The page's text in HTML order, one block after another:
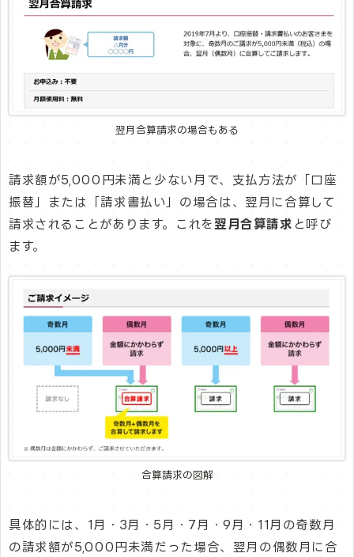
翌月合算請求の場合もある
請求額が5,000円未満と少ない月で、支払方法が「口座
振替」または「請求書払い」の場合は、翌月に合算して
請求されることがあります。これを 翌月合算請求 と呼び
ます。
合算請求の図解
具体的には、1月・3月・5月・7月・9月・11月の奇数月
の請求額が5,000円未満だった場合、翌月の偶数月に合